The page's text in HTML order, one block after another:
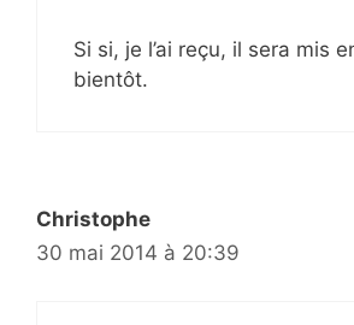
Si si, je l’ai reçu, il sera mis
bientôt.
Christophe
30 mai 2014 à 20:39